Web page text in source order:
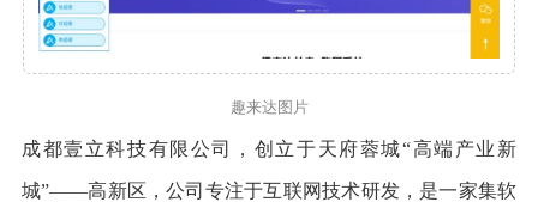
趣来达图片
成都壹立科技有限公司，创立于天府蓉城“高端产业新
城”——高新区，公司专注于互联网技术研发，是一家集软